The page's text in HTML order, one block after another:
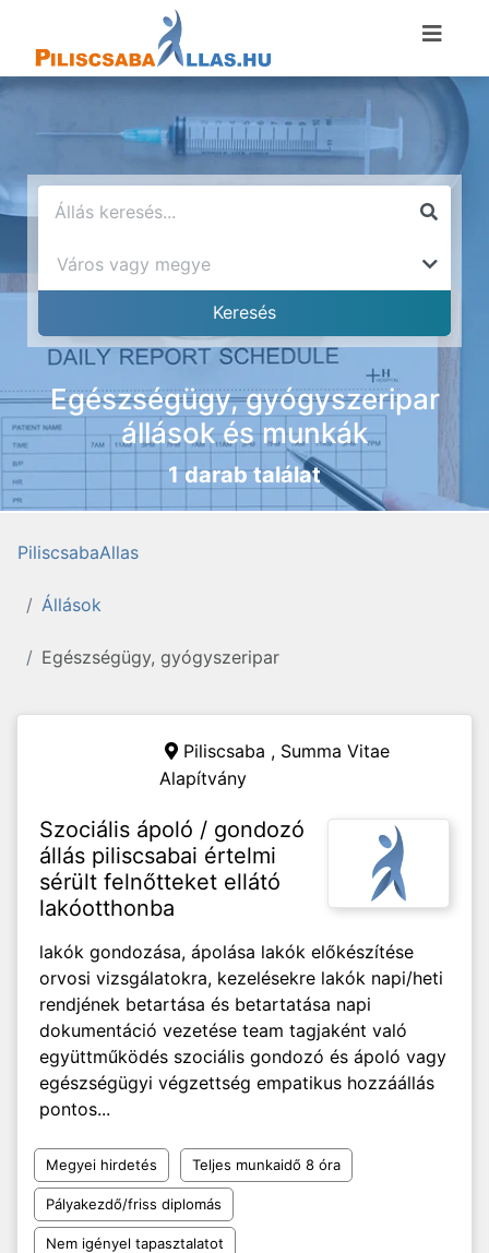
Egészségügy, gyógyszeripar
állások és munkák
1 darab találat
PiliscsabaAllas
Állások
Egészségügy, gyógyszeripar
Piliscsaba , Summa Vitae
Alapítvány
Szociális ápoló / gondozó
állás piliscsabai értelmi
sérült felnőtteket ellátó
lakóotthonba
lakók gondozása, ápolása lakók előkészítése
orvosi vizsgálatokra, kezelésekre lakók napi/heti
rendjének betartása és betartatása napi
dokumentáció vezetése team tagjaként való
együttműködés szociális gondozó és ápoló vagy
egészségügyi végzettség empatikus hozzáállás
pontos...
Megyei hirdetés Teljes munkaidő 8 óra
Pályakezdő/friss diplomás
Nem igényel tapasztalatot